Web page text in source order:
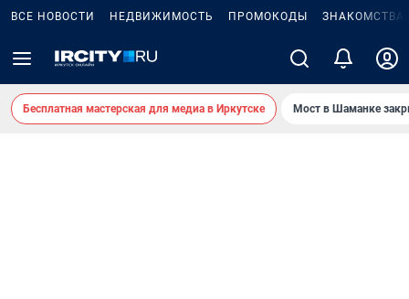
ВСЕ НОВОСТИ НЕДВИЖИМОСТЬ ПРОМОКОДЫ ЗНАКОМСТВА
Бесплатная мастерская для медиа в Иркутске Мост в Шаманке